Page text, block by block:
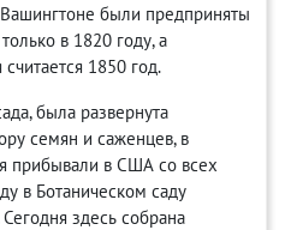
были предприняты
в 1820 году, а
1850 год.
была развернута
семян и саженцев, в
прибывали в США со всех
в Ботаническом саду
здесь собрана